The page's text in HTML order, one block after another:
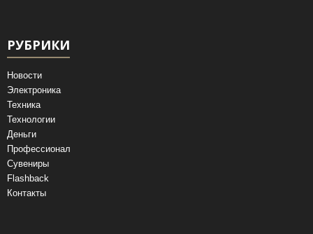
РУБРИКИ
Новости
Электроника
Техника
Технологии
Деньги
Профессионал
Сувениры
Flashback
Контакты